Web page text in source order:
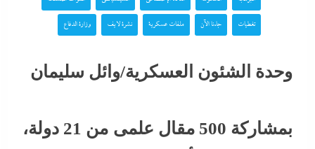
تغطيات جاءنا الآن ملفات عسكرية نشرة لايف وزارة الدفاع
وحدة الشئون العسكرية/وائل سليمان
بمشاركة 500 مقال علمى من 21 دولة،